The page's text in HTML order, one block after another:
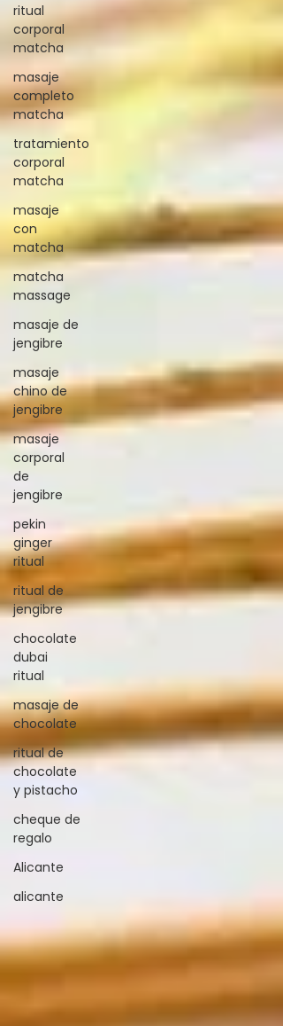
ritual
corporal
matcha
masaje
completo
matcha
tratamiento
corporal
matcha
masaje
con
matcha
matcha
massage
masaje de
jengibre
masaje
chino de
jengibre
masaje
corporal
de
jengibre
pekin
ginger
ritual
ritual de
jengibre
chocolate
dubai
ritual
masaje de
chocolate
ritual de
chocolate
y pistacho
cheque de
regalo
Alicante
alicante